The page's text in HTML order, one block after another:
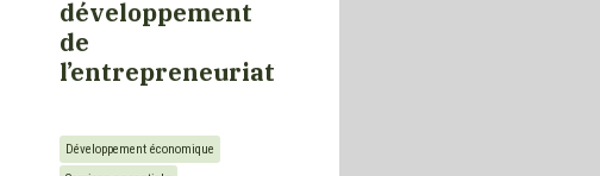
Italiedéveloppement
de
l’entrepreneuriat
Développement économique